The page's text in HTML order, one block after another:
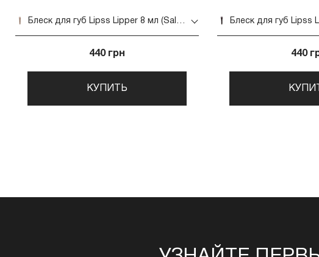
Блеск для губ Lipss Lipper 8 мл (Salted Caramel)
440 грн
КУПИТЬ
440